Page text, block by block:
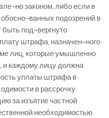
законом, либо если в
подозрений в
под¬вергнуто
штрафа, назначен¬ного
лиц, которые умышленно
и каждому лицу должна
уплаты штрафа в
в рассрочку.
за изъятие частной
необходимостью.